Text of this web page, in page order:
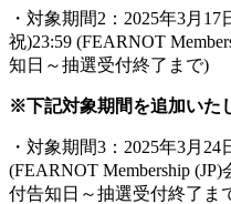
・対象期間2：2025年3月17
祝)23:59 (FEARNOT
知日～抽選受付終了まで)
※下記対象期間を追加いた
・対象期間3：2025年3月24
(FEARNOT Membership
付告知日～抽選受付終了ま